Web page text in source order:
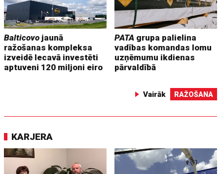
Balticovo jaunā
ražošanas kompleksa
izveidē Iecavā investēti
aptuveni 120 miljoni eiro
PATA grupa palielina
vadības komandas lomu
uzņēmumu ikdienas
pārvaldībā
Vairāk RAŽOŠANA
KARJERA